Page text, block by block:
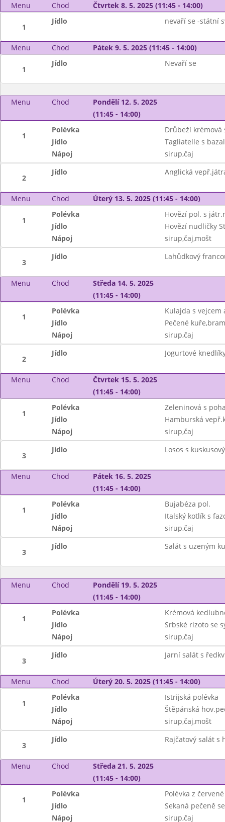
Menu Chod Čtvrtek 8. 5. 2025 (11:45 - 14:00)
1
Jídlo nevaří se -státní
Menu Chod Pátek 9. 5. 2025 (11:45 - 14:00)
1
Jídlo Nevaří se
Menu Chod
Pondělí 12. 5. 2025
(11:45 - 14:00)
1
Polévka
Drůbeží krémová
Jídlo
Tagliatelle s
Nápoj
sirup,čaj
2
Jídlo Anglická
Menu Chod Úterý 13. 5. 2025 (11:45 - 14:00)
1
Polévka
Hovězí pol. s
Jídlo
Hovězí nudličky
Nápoj
sirup,čaj,mošt
3
Jídlo Lahůdkový
Menu Chod
Středa 14. 5. 2025
(11:45 - 14:00)
1
Polévka
Kulajda s
Jídlo
Pečené
Nápoj
sirup,čaj
2
Jídlo Jogurtové
Menu Chod
Čtvrtek 15. 5. 2025
(11:45 - 14:00)
1
Polévka
Zeleninová s
Jídlo
Hamburská
Nápoj
sirup,čaj
3
Jídlo Losos s
Menu Chod
Pátek 16. 5. 2025
(11:45 - 14:00)
1
Polévka
Bujabéza pol.
Jídlo
Italský kotlík s
Nápoj
sirup,čaj
3
Jídlo Salát s uzeným
Menu Chod
Pondělí 19. 5. 2025
(11:45 - 14:00)
1
Polévka
Krémová
Jídlo
Srbské rizoto se
Nápoj
sirup,čaj
3
Jídlo Jarní salát s
Menu Chod Úterý 20. 5. 2025 (11:45 - 14:00)
1
Polévka
Istrijská polévka
Jídlo
Štěpánská
Nápoj
sirup,čaj,mošt
3
Jídlo Rajčatový salát s
Menu Chod
Středa 21. 5. 2025
(11:45 - 14:00)
1
Polévka
Polévka z
Jídlo
Sekaná pečeně
Nápoj
sirup,čaj